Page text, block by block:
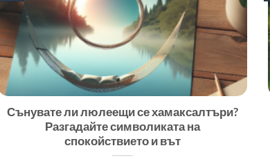
Сънувате ли люлеещи се хамаксалтъри?
Разгадайте символиката на
спокойствието и вът